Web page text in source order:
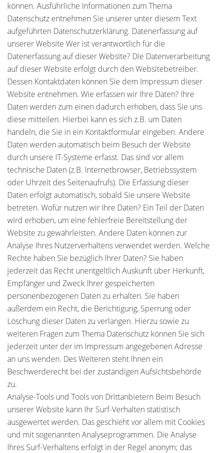
können. Ausführliche Informationen zum Thema
Datenschutz entnehmen Sie unserer unter diesem Text
aufgeführten Datenschutzerklärung. Datenerfassung auf
unserer Website Wer ist verantwortlich für die
Datenerfassung auf dieser Website? Die Datenverarbeitung
auf dieser Website erfolgt durch den Websitebetreiber.
Dessen Kontaktdaten können Sie dem Impressum dieser
Website entnehmen. Wie erfassen wir Ihre Daten? Ihre
Daten werden zum einen dadurch erhoben, dass Sie uns
diese mitteilen. Hierbei kann es sich z.B. um Daten
handeln, die Sie in ein Kontaktformular eingeben. Andere
Daten werden automatisch beim Besuch der Website
durch unsere IT-Systeme erfasst. Das sind vor allem
technische Daten (z.B. Internetbrowser, Betriebssystem
oder Uhrzeit des Seitenaufrufs). Die Erfassung dieser
Daten erfolgt automatisch, sobald Sie unsere Website
betreten. Wofür nutzen wir Ihre Daten? Ein Teil der Daten
wird erhoben, um eine fehlerfreie Bereitstellung der
Website zu gewährleisten. Andere Daten können zur
Analyse Ihres Nutzerverhaltens verwendet werden. Welche
Rechte haben Sie bezüglich Ihrer Daten? Sie haben
jederzeit das Recht unentgeltlich Auskunft über Herkunft,
Empfänger und Zweck Ihrer gespeicherten
personenbezogenen Daten zu erhalten. Sie haben
außerdem ein Recht, die Berichtigung, Sperrung oder
Löschung dieser Daten zu verlangen. Hierzu sowie zu
weiteren Fragen zum Thema Datenschutz können Sie sich
jederzeit unter der im Impressum angegebenen Adresse
an uns wenden. Des Weiteren steht Ihnen ein
Beschwerderecht bei der zuständigen Aufsichtsbehörde
zu.
Analyse-Tools und Tools von Drittanbietern Beim Besuch
unserer Website kann Ihr Surf-Verhalten statistisch
ausgewertet werden. Das geschieht vor allem mit Cookies
und mit sogenannten Analyseprogrammen. Die Analyse
Ihres Surf-Verhaltens erfolgt in der Regel anonym; das